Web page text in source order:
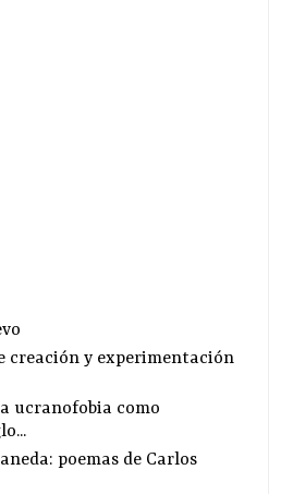
creación y experimentación
ucranofobia como
poemas de Carlos